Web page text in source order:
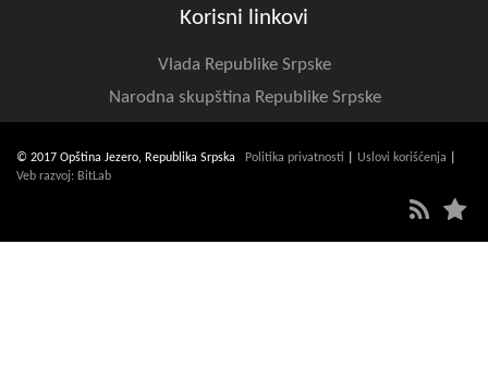
Korisni linkovi
Vlada Republike Srpske
Narodna skupština Republike Srpske
© 2017 Opština Jezero, Republika Srpska Politika privatnosti Uslovi korišćenja
Veb razvoj: BitLab